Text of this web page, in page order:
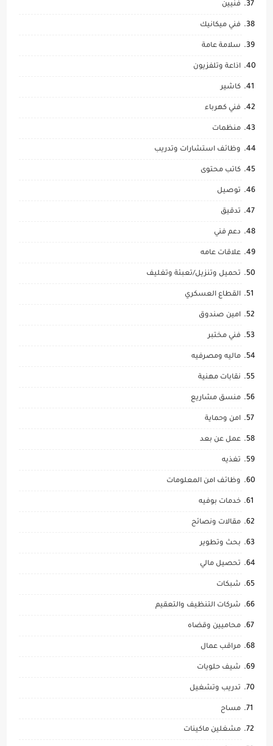
فنيين
فني ميكانيك
سلامة عامة
اذاعة وتلفزيون
كاشير
فني كهرباء
منظمات
وظائف استشارات وتدريب
كاتب محتوى
توصيل
تدقيق
دعم فني
علاقات عامه
تحميل وتنزيل/تعبئة وتغليف
القطاع العسكري
امين صندوق
فني مختبر
ماليه ومصرفيه
نقابات مهنية
منسق مشاريع
امن وحماية
عمل عن بعد
تغذيه
وظائف امن المعلومات
خدمات بوفيه
مقالات ونصائح
بحث وتطوير
تحصيل مالي
شبكات
شركات التنظيف والتعقيم
محاميين وقضاه
مراقب عمال
شيف حلويات
تدريب وتشغيل
مساح
مشغلين ماكينات